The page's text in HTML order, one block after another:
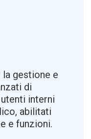
la gestione e
di
interni
abilitati
e funzioni.